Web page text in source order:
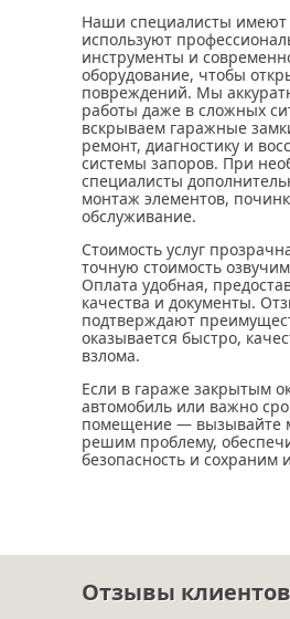
Наши специалисты имеют
используют
инструменты и
оборудование, чтобы
повреждений. Мы
работы даже в сложных
вскрываем гаражные
ремонт, диагностику и
системы запоров. При
специалисты
монтаж элементов,
обслуживание.
Стоимость услуг
точную стоимость
Оплата удобная,
качества и документы.
подтверждают
оказывается быстро,
взлома.
Если в гараже закрытым
автомобиль или важно
помещение — вызывайте
решим проблему,
безопасность и сохраним
Отзывы клиентов